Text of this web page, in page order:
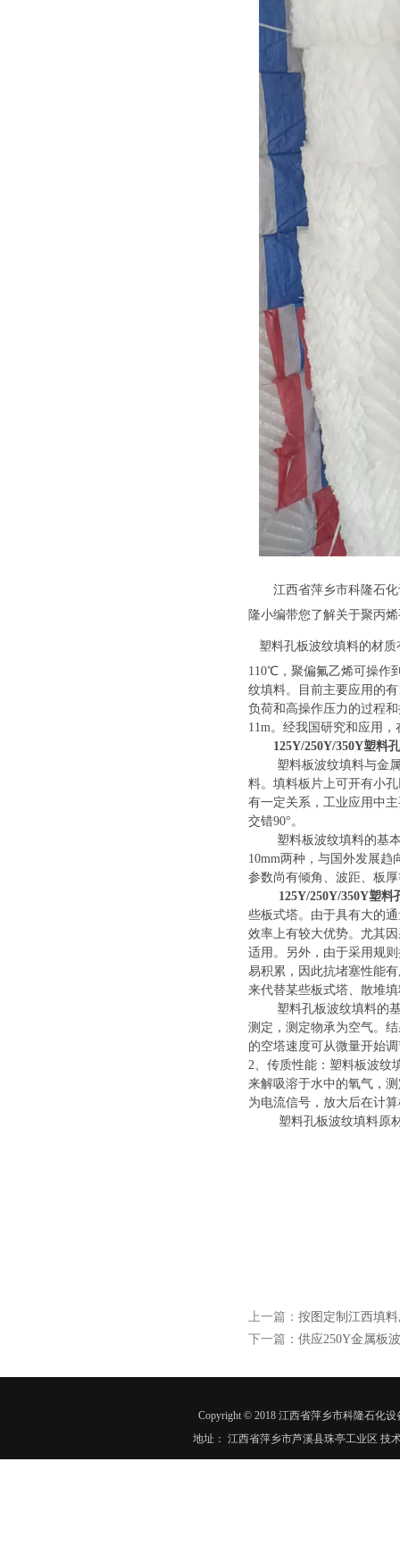
江西省萍乡市科隆石
隆小编带您了解关于聚丙
塑料孔板波纹填料的材质
110℃，聚偏氟乙烯可操作
纹填料。目前主要应用的
负荷和高操作压力的过程
11m。经我国研究和应用
125Y/250Y/350Y塑料
塑料板波纹填料与金
料。填料板片上可开有小
有一定关系，工业应用中
交错90°。
塑料板波纹填料的基
10mm两种，与国外发展
参数尚有倾角、波距、板
125Y/250Y/350Y塑
些板式塔。由于具有大的
效率上有较大优势。尤其
适用。另外，由于采用规
易积累，因此抗堵塞性能
来代替某些板式塔、散堆
塑料孔板波纹填料的
测定，测定物承为空气。 结
的空塔速度可从微量开始
2、传质性能：塑料板波纹
来解吸溶于水中的氧气，
为电流信号，放大后在计
塑料孔板波纹填料原
上一篇： 按图定制江西填
下一篇： 供应250Y金属板
Copyright © 2018 江西省萍乡市科隆石化
地址： 江西省萍乡市芦溪县珠亭工业区 技